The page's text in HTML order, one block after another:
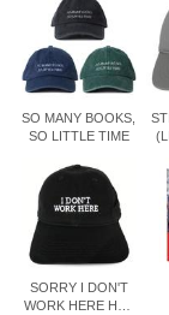
SO MANY BOOKS,
SO LITTLE TIME
SORRY I DON'T
WORK HERE HAT